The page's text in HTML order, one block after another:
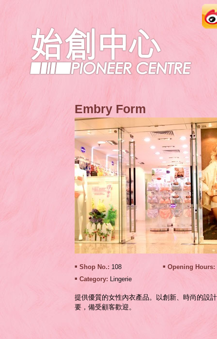
Embry Form
Shop No.: 108
Opening Hours:
Category: Lingerie
提供優質的女性內衣產品。以創新、時尚的設
要，備受顧客歡迎。